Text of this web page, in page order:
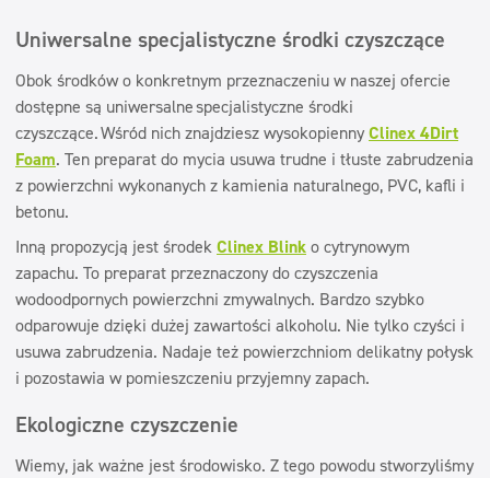
Uniwersalne specjalistyczne środki czyszczące
Obok środków o konkretnym przeznaczeniu w naszej ofercie
dostępne są uniwersalne specjalistyczne środki
czyszczące.Wśród nich znajdziesz wysokopiennyClinex 4Dirt
Foam. Ten preparat do mycia usuwa trudne i tłuste zabrudzenia
z powierzchni wykonanych z kamienia naturalnego, PVC, kafli i
betonu.
Inną propozycją jest środekClinex Blinko cytrynowym
zapachu. To preparat przeznaczony do czyszczenia
wodoodpornych powierzchni zmywalnych. Bardzo szybko
odparowuje dzięki dużej zawartości alkoholu. Nie tylko czyści i
usuwa zabrudzenia. Nadaje też powierzchniom delikatny połysk
i pozostawia w pomieszczeniu przyjemny zapach.
Ekologiczne czyszczenie
Wiemy, jak ważne jest środowisko. Z tego powodu stworzyliśmy